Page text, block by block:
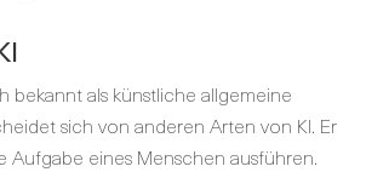
bekannt als künstliche allgemeine
sich von anderen Arten von KI. Er
Aufgabe eines Menschen ausführen.